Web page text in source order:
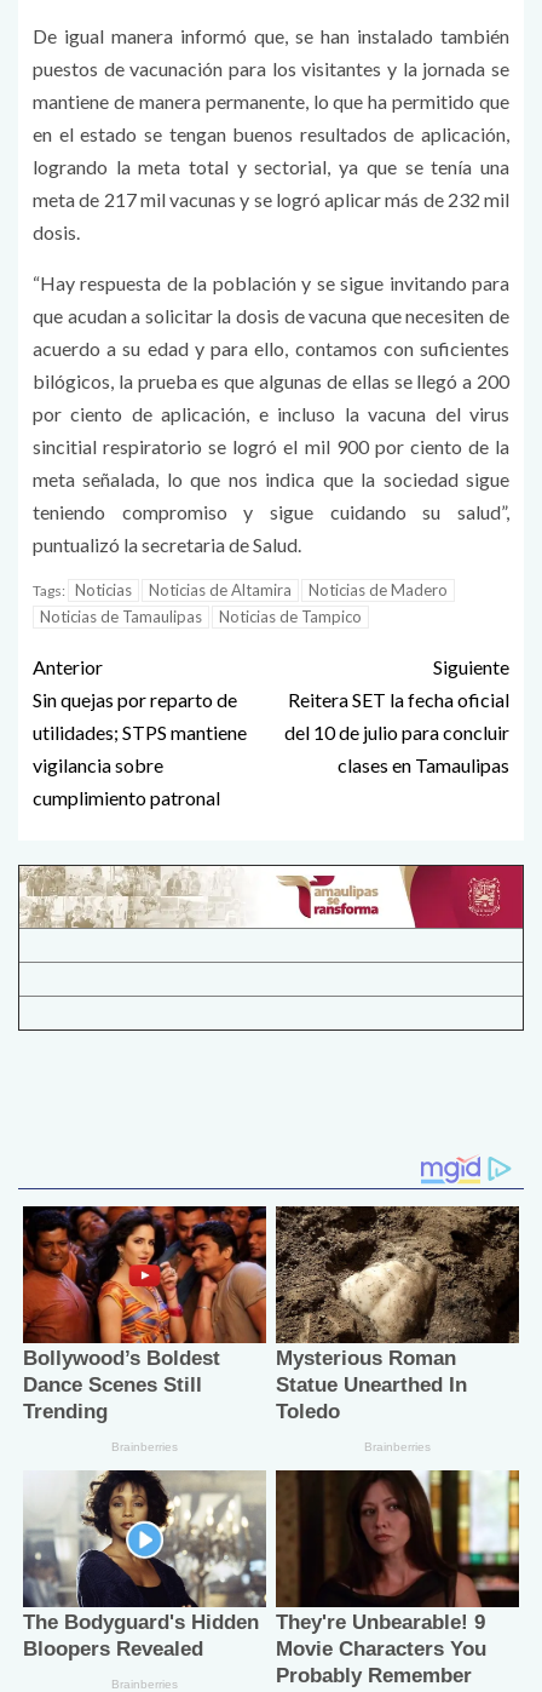
De igual manera informó que, se han instalado también
puestos de vacunación para los visitantes y la jornada se
mantiene de manera permanente, lo que ha permitido que
en el estado se tengan buenos resultados de aplicación,
logrando la meta total y sectorial, ya que se tenía una
meta de 217 mil vacunas y se logró aplicar más de 232 mil
dosis.
“Hay respuesta de la población y se sigue invitando para
que acudan a solicitar la dosis de vacuna que necesiten de
acuerdo a su edad y para ello, contamos con suficientes
bilógicos, la prueba es que algunas de ellas se llegó a 200
por ciento de aplicación, e incluso la vacuna del virus
sincitial respiratorio se logró el mil 900 por ciento de la
meta señalada, lo que nos indica que la sociedad sigue
teniendo compromiso y sigue cuidando su salud”,
puntualizó la secretaria de Salud.
Tags: Noticias Noticias de Altamira
Noticias de Madero
Noticias de Tamaulipas
Noticias de Tampico
Anterior
Sin quejas por reparto de
utilidades; STPS mantiene
vigilancia sobre
cumplimiento patronal
Siguiente
Reitera SET la fecha oficial
del 10 de julio para concluir
clases en Tamaulipas